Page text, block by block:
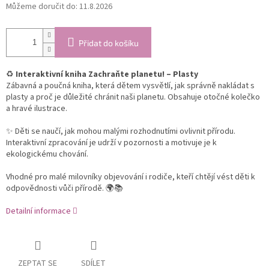
Můžeme doručit do: 11.8.2026
Přidat do košíku
♻️ Interaktivní kniha Zachraňte planetu! – Plasty
Zábavná a poučná kniha, která dětem vysvětlí, jak správně nakládat s
plasty a proč je důležité chránit naši planetu. Obsahuje otočné kolečko
a hravé ilustrace.
✨ Děti se naučí, jak mohou malými rozhodnutími ovlivnit přírodu.
Interaktivní zpracování je udrží v pozornosti a motivuje je k
ekologickému chování.
Vhodné pro malé milovníky objevování i rodiče, kteří chtějí vést děti k
odpovědnosti vůči přírodě. 🌍📚
Detailní informace
ZEPTAT SE SDÍLET